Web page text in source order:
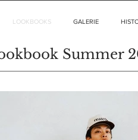
LOOKBOOKS GALERIE
Summer